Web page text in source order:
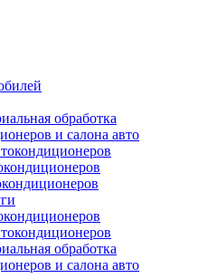
обработка
и салона авто
обработка
и салона авто